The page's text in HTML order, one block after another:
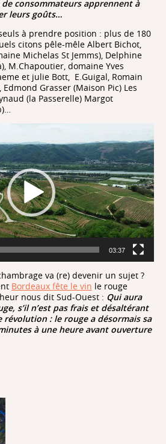
consommateurs apprennent à
leurs goûts…
à prendre position : plus de 180
citons pêle-mêle Albert Bichot,
Michelas St Jemms), Delphine
M.Chapoutier, domaine Yves
et julie Bott, E.Guigal, Romain
Grasser (Maison Pic) Les
(la Passerelle) Margot
03:37
va (re) devenir un sujet ?
Bordeaux fête le vin le rouge
nous dit Sud-Ouest : Qui aura
s’il n’est pas frais et désaltérant
révolution : le rouge a désormais sa
à une heure avant ouverture